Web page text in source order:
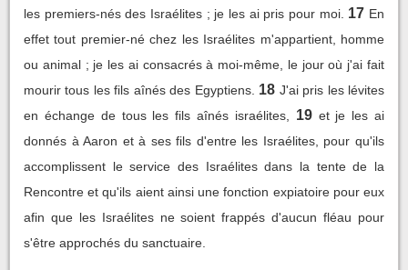
les premiers-nés des Israélites ; je les ai pris pour moi. 17 En
effet tout premier-né chez les Israélites m'appartient, homme
ou animal ; je les ai consacrés à moi-même, le jour où j'ai fait
mourir tous les fils aînés des Egyptiens. 18 J'ai pris les lévites
en échange de tous les fils aînés israélites,
19 et je les ai
donnés à Aaron et à ses fils d'entre les Israélites, pour qu'ils
accomplissent le service des Israélites dans la tente de la
Rencontre et qu'ils aient ainsi une fonction expiatoire pour eux
afin que les Israélites ne soient frappés d'aucun fléau pour
s'être approchés du sanctuaire.